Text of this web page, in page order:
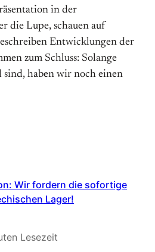
in der
die Lupe, schauen auf
Entwicklungen der
zum Schluss: Solange
sind, haben wir noch einen
Wir fordern die sofortige
Lager!
Lesezeit